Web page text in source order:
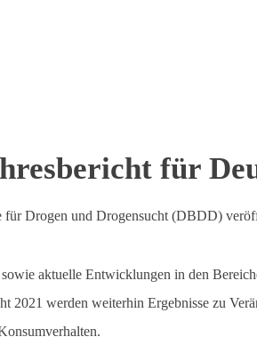
für
für Drogen und Drogensucht (DBDD)
aktuelle Entwicklungen in den
2021 werden weiterhin Ergebnisse zu